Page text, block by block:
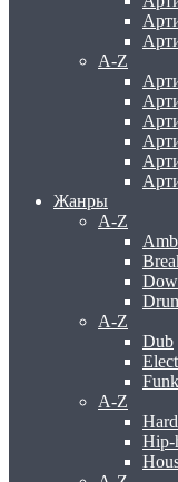
A-Z
Жанры
A-Z
A-Z
Dub
Funk
A-Z
Hip-